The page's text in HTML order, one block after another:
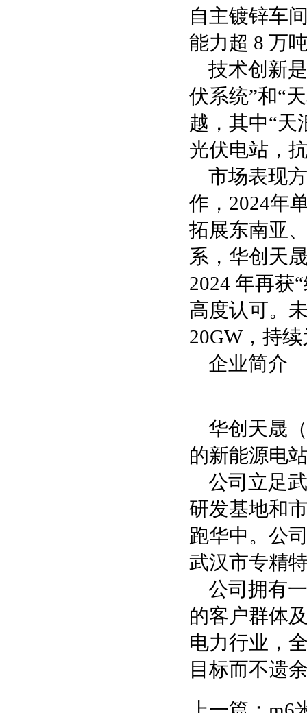
自主镀锌车
能力超 8 万
技术创新
伏系统”和“
越，其中“天
光伏电站，
市场表现
作，2024年
拓展东南亚
系，华创天
2024 年再获
高度认可。
20GW，持
企业简介
华创天晟
的新能源电
公司立足
研发基地和
跑华中。公
武汉市专精
公司拥有
的客户群体
电力行业，
目标而不遗